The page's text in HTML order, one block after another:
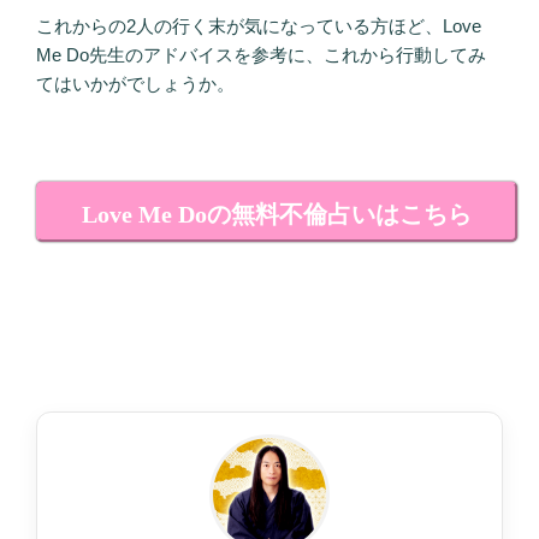
これからの2人の行く末が気になっている方ほど、Love
Me Do先生のアドバイスを参考に、これから行動してみ
てはいかがでしょうか。
Love Me Doの無料不倫占いはこちら